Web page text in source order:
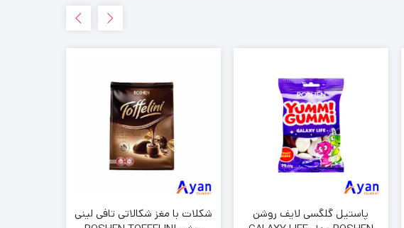
پاستیل گلگسی لایف روشن
شکلات با مغز شکالاتی تافی لینی